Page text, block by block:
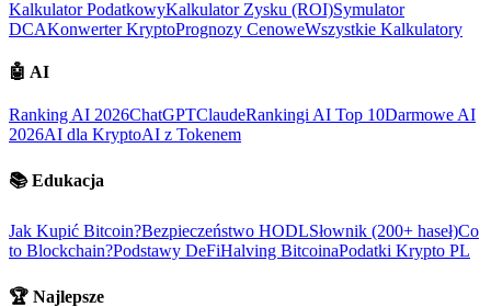
Kalkulator PodatkowyKalkulator Zysku (ROI)Symulator
DCAKonwerter KryptoPrognozy CenoweWszystkie Kalkulatory
🤖 AI
Ranking AI 2026ChatGPTClaudeRankingi AI Top 10Darmowe AI
2026AI dla KryptoAI z Tokenem
📚 Edukacja
Jak Kupić Bitcoin?Bezpieczeństwo HODLSłownik (200+ haseł)Co
to Blockchain?Podstawy DeFiHalving BitcoinaPodatki Krypto PL
🏆 Najlepsze